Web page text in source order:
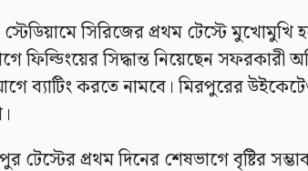
সিরিজের প্রথম টেস্টে মুখোমুখি
ফিল্ডিংয়ের সিদ্ধান্ত নিয়েছেন সফরকারী
ব্যাটিং করতে নামবে। মিরপুরের
প্রথম দিনের শেষভাগে বৃষ্টির